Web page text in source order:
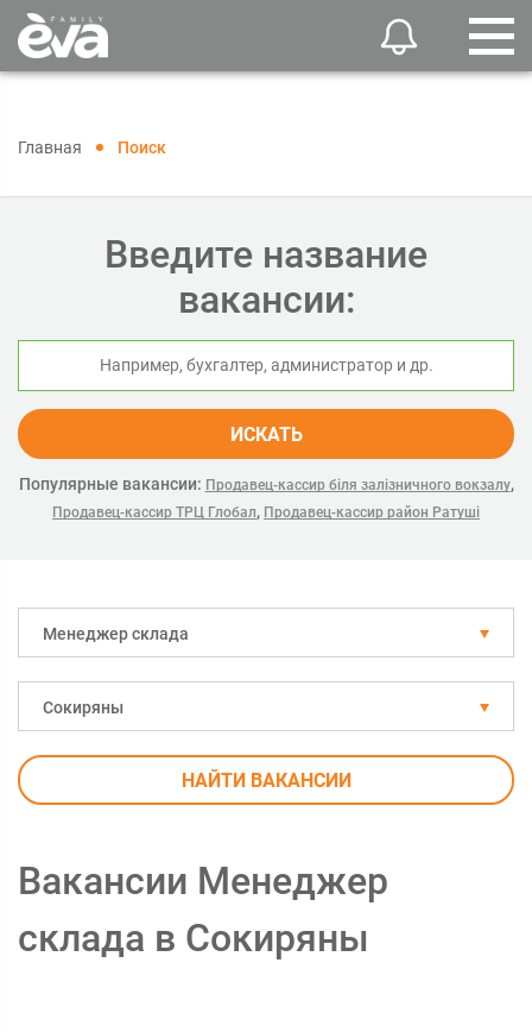
Главная Поиск
Введите название
вакансии:
ИСКАТЬ
Популярные вакансии: Продавец-кассир біля залізничного вокзалу,
Продавец-кассир ТРЦ Глобал, Продавец-кассир район Ратуші
Менеджер склада
Сокиряны
НАЙТИ ВАКАНСИИ
Вакансии Менеджер
склада в Сокиряны